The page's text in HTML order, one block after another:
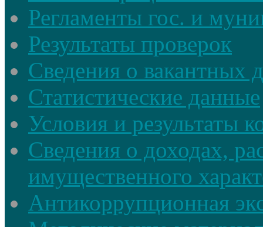
Регламенты гос. и
Результаты проверок
Сведения о вакантных
Статистические данные
Условия и результаты
Сведения о доходах,
имущественного
Антикоррупционная